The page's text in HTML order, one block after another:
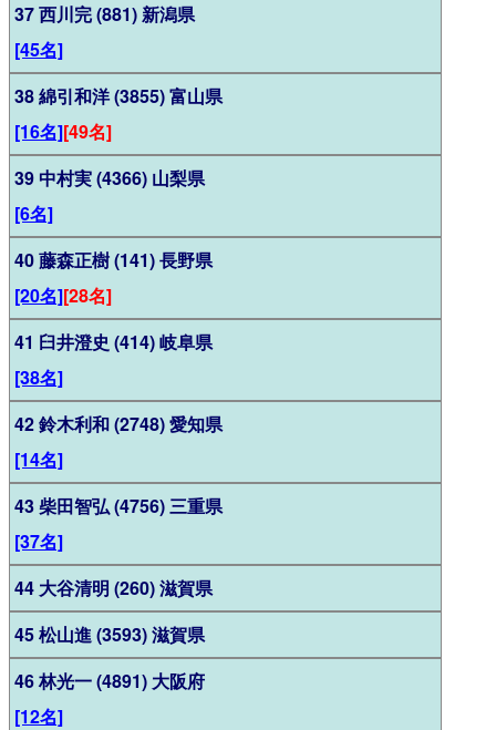
37 西川完 (881) 新潟県
[45名]
38 綿引和洋 (3855) 富山県
[16名][49名]
39 中村実 (4366) 山梨県
[6名]
40 藤森正樹 (141) 長野県
[20名][28名]
41 臼井澄史 (414) 岐阜県
[38名]
42 鈴木利和 (2748) 愛知県
[14名]
43 柴田智弘 (4756) 三重県
[37名]
44 大谷清明 (260) 滋賀県
45 松山進 (3593) 滋賀県
46 林光一 (4891) 大阪府
[12名]